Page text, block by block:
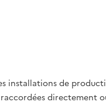
installations de
directement